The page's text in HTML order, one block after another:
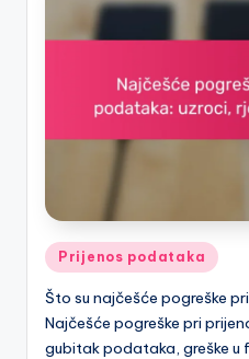
Posted
in
Prijenos podataka
Što su najčešće pogreške
Najčešće pogreške pri
gubitak podataka, greške u